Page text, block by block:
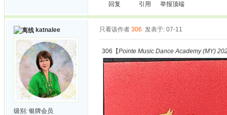
回复 引用 举报顶端
katnalee
级别: 银牌会员
只看该作者 306 发表于: 07-11
306【Pointe Music Dance Academy (MY)